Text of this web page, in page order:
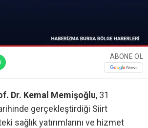
ABONE OL
Dr. Kemal Memişoğlu, 31
gerçekleştirdiği Siirt
sağlık yatırımlarını ve hizmet